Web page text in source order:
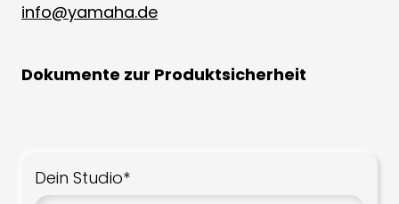
info@yamaha.de
Dokumente zur Produktsicherheit
Dein Studio*